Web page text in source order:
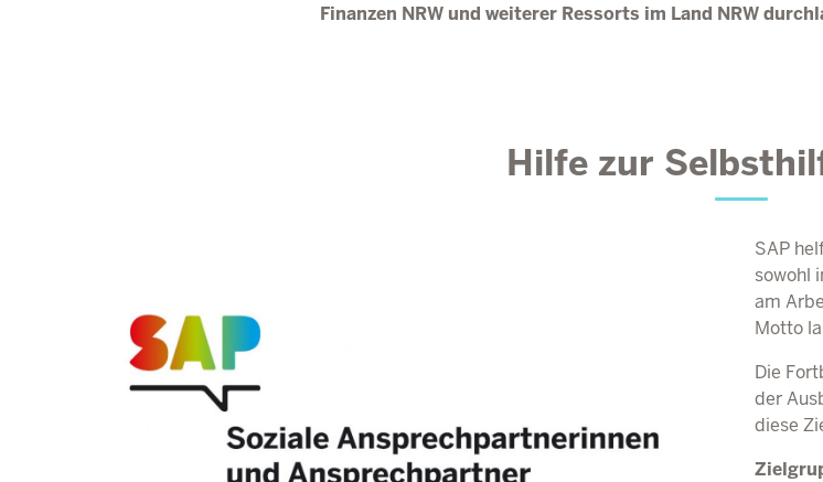
Finanzen NRW und weiterer Ressorts im Land NRW
Hilfe zur
SAP
sowohl
am
Motto
Die
der
diese